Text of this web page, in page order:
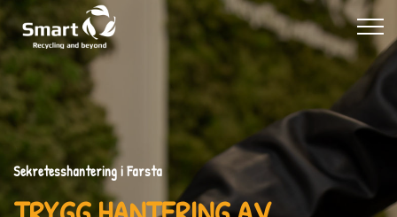
Sekretesshantering i Farsta